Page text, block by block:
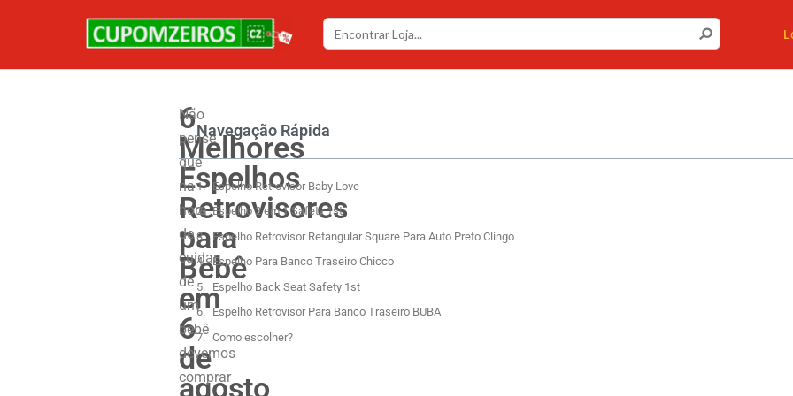
6
Melhores
Espelhos
Retrovisores
para
Bebê
em
6
de
agosto
Não
pense
que
na
hora
de
cuidar
de
um
bebê
devemos
comprar
Navegação Rápida
Espelho Retrovisor Baby Love
Espelho 2 em 1 Safety 1st
Espelho Retrovisor Retangular Square Para Auto Preto Clingo
Espelho Para Banco Traseiro Chicco
Espelho Back Seat Safety 1st
Espelho Retrovisor Para Banco Traseiro BUBA
Como escolher?